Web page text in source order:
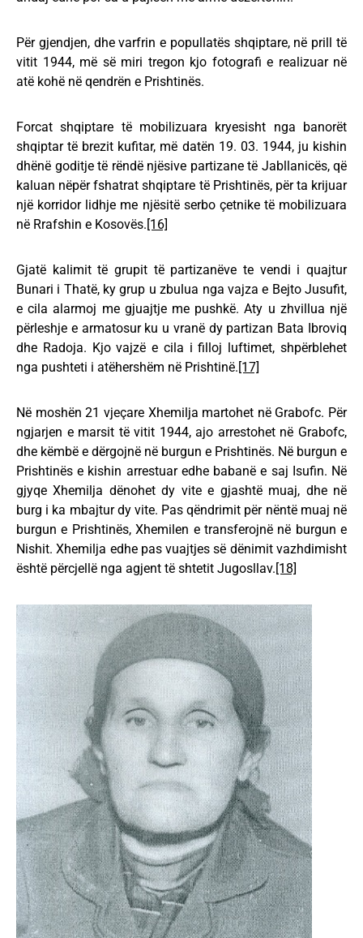
Për gjendjen, dhe varfrin e popullatës shqiptare, në prill të
vitit 1944, më së miri tregon kjo fotografi e realizuar në
atë kohë në qendrën e Prishtinës.
Forcat shqiptare të mobilizuara kryesisht nga banorët
shqiptar të brezit kufitar, më datën 19. 03. 1944, ju kishin
dhënë goditje të rëndë njësive partizane të Jabllanicës, që
kaluan nëpër fshatrat shqiptare të Prishtinës, për ta krijuar
një korridor lidhje me njësitë serbo çetnike të mobilizuara
në Rrafshin e Kosovës.[16]
Gjatë kalimit të grupit të partizanëve te vendi i quajtur
Bunari i Thatë, ky grup u zbulua nga vajza e Bejto Jusufit,
e cila alarmoj me gjuajtje me pushkë. Aty u zhvillua një
përleshje e armatosur ku u vranë dy partizan Bata Ibroviq
dhe Radoja. Kjo vajzë e cila i filloj luftimet, shpërblehet
nga pushteti i atëhershëm në Prishtinë.[17]
Në moshën 21 vjeçare Xhemilja martohet në Grabofc. Për
ngjarjen e marsit të vitit 1944, ajo arrestohet në Grabofc,
dhe këmbë e dërgojnë në burgun e Prishtinës. Në burgun e
Prishtinës e kishin arrestuar edhe babanë e saj Isufin. Në
gjyqe Xhemilja dënohet dy vite e gjashtë muaj, dhe në
burg i ka mbajtur dy vite. Pas qëndrimit për nëntë muaj në
burgun e Prishtinës, Xhemilen e transferojnë në burgun e
Nishit. Xhemilja edhe pas vuajtjes së dënimit vazhdimisht
është përcjellë nga agjent të shtetit Jugosllav.[18]